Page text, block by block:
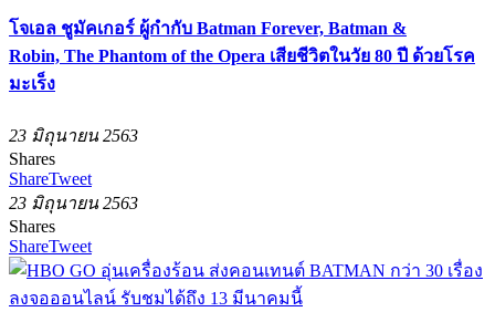
โจเอล ชูมัคเกอร์ ผู้กำกับ Batman Forever, Batman &
Robin, The Phantom of the Opera เสียชีวิตในวัย 80 ปี ด้วยโรค
มะเร็ง
23 มิถุนายน 2563
Shares
ShareTweet
23 มิถุนายน 2563
Shares
ShareTweet